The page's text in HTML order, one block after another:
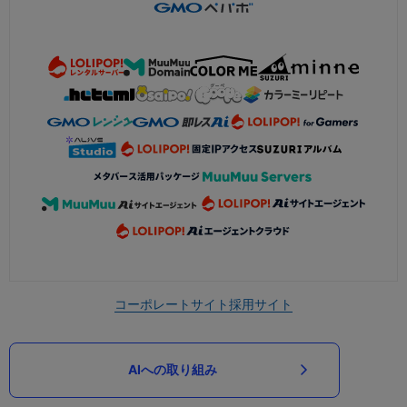
コーポレートサイト採用サイト
AIへの取り組み